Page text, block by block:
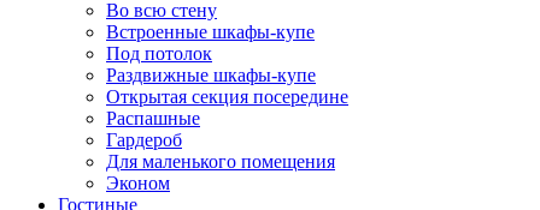
Во всю стену
Встроенные шкафы-купе
Под потолок
Раздвижные шкафы-купе
Открытая секция посередине
Распашные
Гардероб
Для маленького помещения
Эконом
Гостиные